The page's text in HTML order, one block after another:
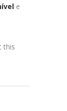
e
this